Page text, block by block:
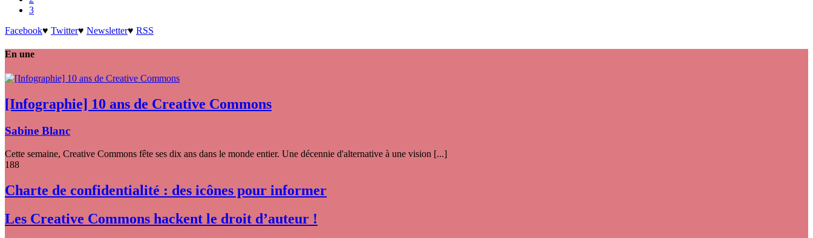
3
Facebook♥ Twitter♥ Newsletter♥ RSS
En une
[Infographie] 10 ans de Creative Commons
Sabine Blanc
Cette semaine, Creative Commons fête ses dix ans dans le monde entier. Une décennie d'alternative à une vision [...]
188
Charte de confidentialité : des icônes pour informer
Les Creative Commons hackent le droit d’auteur !